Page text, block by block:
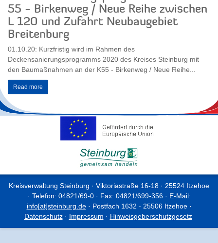
55 - Birkenweg / Neue Reihe zwischen
L 120 und Zufahrt Neubaugebiet
Breitenburg
01.10.20: Kurzfristig wird im Rahmen des
Deckensanierungsprogramms 2020 des Kreises Steinburg mit
den Baumaßnahmen an der K55 - Birkenweg / Neue Reihe...
Read more
Kreisverwaltung Steinburg · Viktoriastraße 16-18 · 25524 Itzehoe
· Telefon: 04821/69-0 · Fax: 04821/699-356 · E-Mail:
info[at]steinburg.de· Postfach 1632 - 25506 Itzehoe ·
Datenschutz· Impressum · Hinweisgeberschutzgesetz